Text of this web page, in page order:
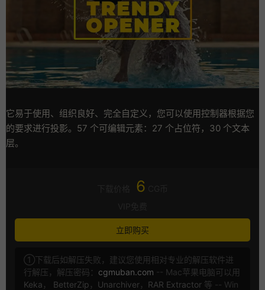
它易于使用、组织良好、完全自定义，您可以使用控制器根据您
的要求进行投影。57 个可编辑元素：27 个占位符，30 个文本
层。
6
立即购买
①下载后如解压失败，建议您使用相对专业的解压软件进
行解压，解压密码： cgmuban.com -- Mac苹果电脑可以用
Keka ， BetterZip ， Unarchiver， RAR Extractor 等 -- Win